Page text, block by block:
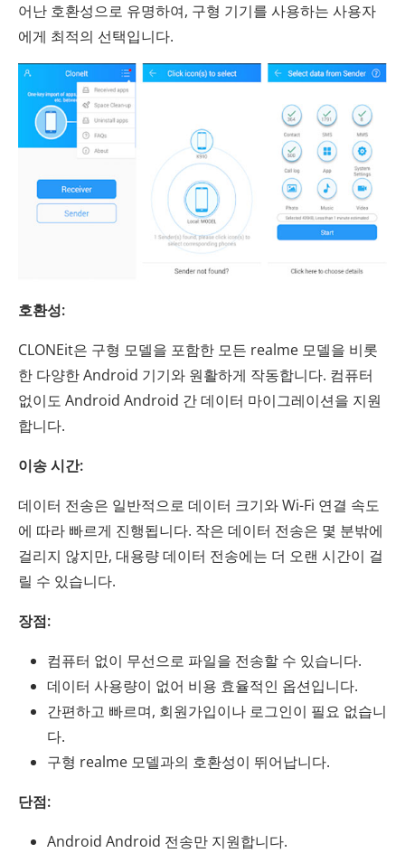
어난 호환성으로 유명하여, 구형 기기를 사용하는 사용자
에게 최적의 선택입니다.
호환성:
CLONEit은 구형 모델을 포함한 모든 realme 모델을 비롯
한 다양한 Android 기기와 원활하게 작동합니다. 컴퓨터
없이도 Android Android 간 데이터 마이그레이션을 지원
합니다.
이송 시간:
데이터 전송은 일반적으로 데이터 크기와 Wi-Fi 연결 속도
에 따라 빠르게 진행됩니다. 작은 데이터 전송은 몇 분밖에
걸리지 않지만, 대용량 데이터 전송에는 더 오랜 시간이 걸
릴 수 있습니다.
장점:
컴퓨터 없이 무선으로 파일을 전송할 수 있습니다.
데이터 사용량이 없어 비용 효율적인 옵션입니다.
간편하고 빠르며, 회원가입이나 로그인이 필요 없습니
다.
구형 realme 모델과의 호환성이 뛰어납니다.
단점:
Android Android 전송만 지원합니다.